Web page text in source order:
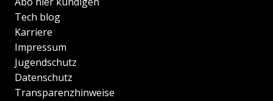
Tech blog
Karriere
Impressum
Jugendschutz
Datenschutz
Transparenzhinweise